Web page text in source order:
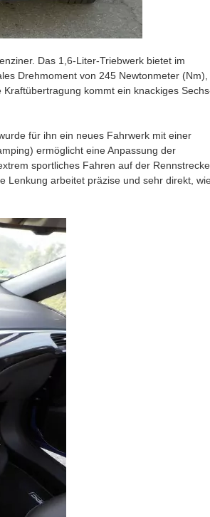
Das 1,6-Liter-Triebwerk bietet im
Drehmoment von 245 Newtonmeter (Nm),
kommt ein knackiges
für ihn ein neues Fahrwerk mit einer
ermöglicht eine Anpassung der
sportliches Fahren auf der
Lenkung arbeitet präzise und sehr direkt,